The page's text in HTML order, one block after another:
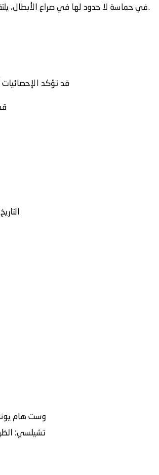
في حماسة لا حدود لها في صراع الأبطال،في مواجهة مباراة تُثير الحماسة وتخطف الأنظار.
قد تؤكد الإحصائيات أن ملعب
وست هام
تشيلسي: